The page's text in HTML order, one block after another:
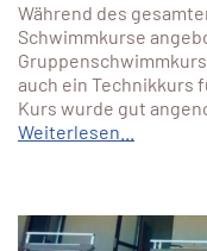
Während des
Schwimmkurse
auch ein Technikkurs
Kurs wurde gut
Weiterlesen...